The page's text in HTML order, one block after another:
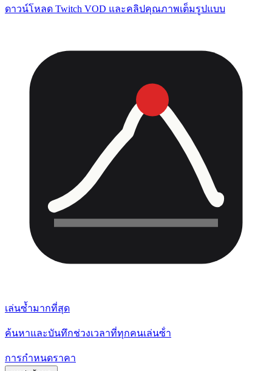
ดาวน์โหลด Twitch VOD และคลิปคุณภาพเต็มรูปแบบ
เล่นซ้ำมากที่สุด
ค้นหาและบันทึกช่วงเวลาที่ทุกคนเล่นซ้ํา
การกำหนดราคา